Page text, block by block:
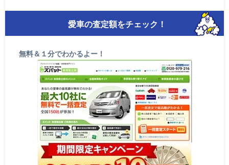
愛車の査定額をチェック！
無料＆１分でわかるよー！